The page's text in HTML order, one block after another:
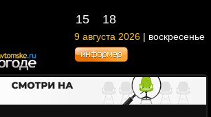
15 18
9 августа 2026 | воскресенье